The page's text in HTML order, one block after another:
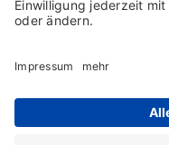
Markenpartner